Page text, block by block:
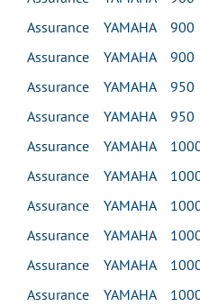
Assurance YAMAHA 900
Assurance YAMAHA 900
Assurance YAMAHA 950
Assurance YAMAHA 950
Assurance YAMAHA
Assurance YAMAHA
Assurance YAMAHA
Assurance YAMAHA
Assurance YAMAHA
Assurance YAMAHA